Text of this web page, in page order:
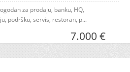
za prodaju, banku, HQ,
podršku, servis, restoran, p...
7.000 €